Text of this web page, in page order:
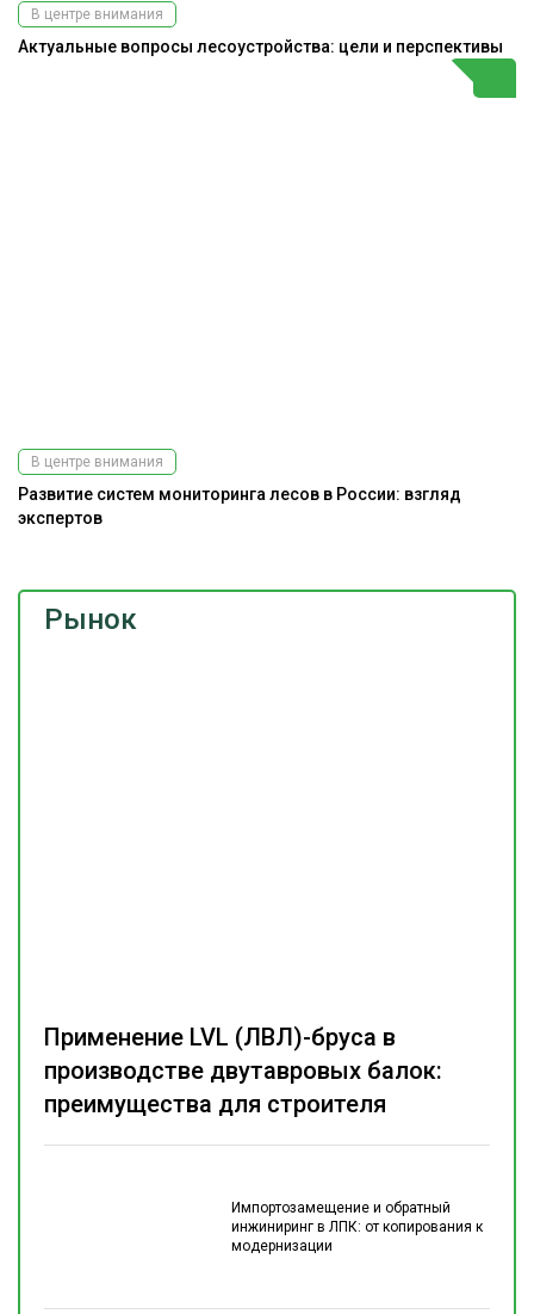
Рынок
Импортозамещение и обратный
инжиниринг в ЛПК: от копирования к
модернизации
Применение LVL (ЛВЛ)-бруса в
производстве двутавровых балок:
преимущества для строителя
В центре внимания
Актуальные вопросы лесоустройства: цели и перспективы
В центре внимания
Развитие систем мониторинга лесов в России: взгляд
экспертов